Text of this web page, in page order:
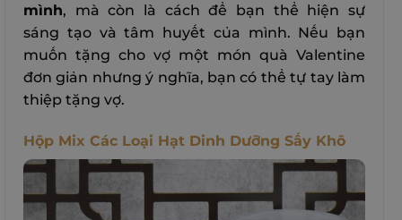
mình, mà còn là cách để bạn thể hiện sự
sáng tạo và tâm huyết của mình. Nếu bạn
muốn tặng cho vợ một món quà Valentine
đơn giản nhưng ý nghĩa, bạn có thể tự tay làm
thiệp tặng vợ.
Hộp Mix Các Loại Hạt Dinh Dưỡng Sấy Khô